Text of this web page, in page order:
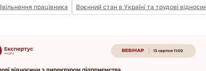
працівника Воєнний стан в Україні та трудові